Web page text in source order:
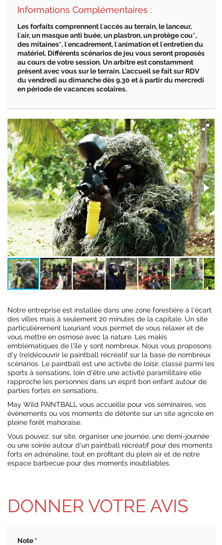
Informations Complémentaires :
Les forfaits comprennent l’accès au terrain, le lanceur,
l’air, un masque anti buée, un plastron, un protège cou*,
des mitaines*, l’encadrement, l’animation et l’entretien du
matériel. Différents scénarios de jeu vous seront proposés
au cours de votre session. Un arbitre est constamment
présent avec vous sur le terrain. L'accueil se fait sur RDV
du vendredi au dimanche dès 9.30 etàpartir du mercredi
en période de vacances scolaires.
Notre entreprise est installée dans une zone forestière à l'écart
des villes mais à seulement 20 minutes de la capitale. Un site
particulièrement luxuriant vous permet de vous relaxer et de
vous mettre en osmose avec la nature. Les makis
emblématiques de l'île y sont nombreux. Nous vous proposons
d'y (re)découvrir le paintball récréatif sur la base de nombreux
scénarios. Le paintball est une activité de loisir, classé parmi les
sports à sensations, loin d'être une activité paramilitaire elle
rapproche les personnes dans un esprit bon enfant autour de
parties fortes en sensations.
May Wild PAINTBALL vous accueille pour vos séminaires, vos
évènements ou vos moments de détente sur un site agricole en
pleine forêt mahoraise.
Vous pouvez, sur site, organiser une journée, une demi-journée
ou une soirée autour d'un paintball récréatif pour des moments
forts en adrénaline, tout en profitant du plein air et de notre
espace barbecue pour des moments inoubliables.
DONNER VOTRE AVIS
Note *